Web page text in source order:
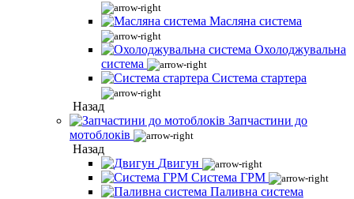
Масляна система
Охолоджувальна
система
Система стартера
Назад
Запчастини до
мотоблоків
Назад
Двигун
Система ГРМ
Паливна система